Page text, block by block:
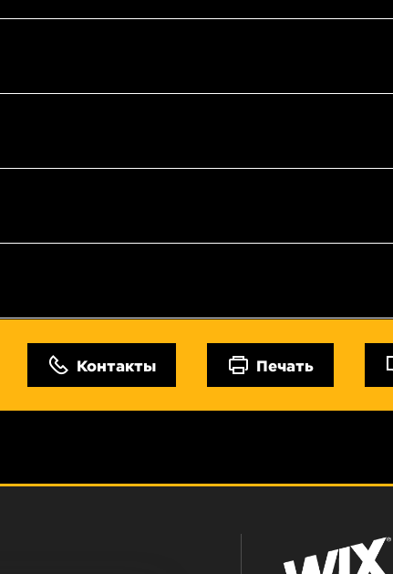
Контакты Печать